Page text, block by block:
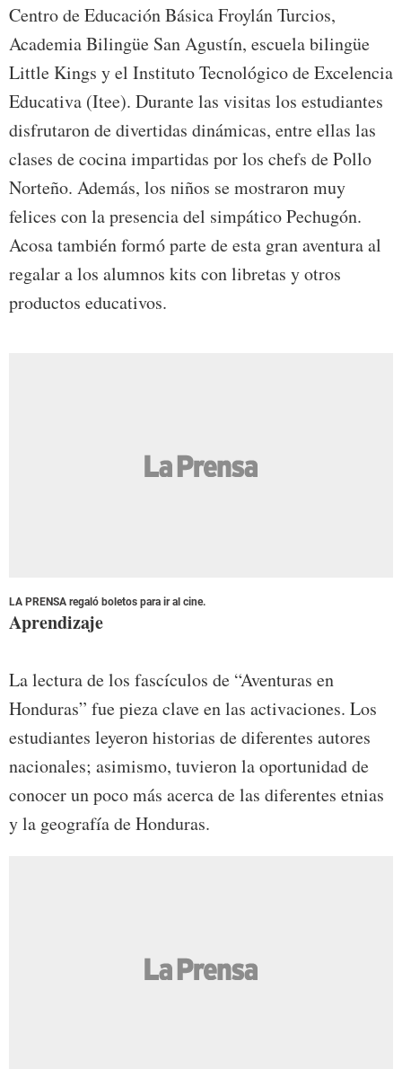
Centro de Educación Básica Froylán Turcios,
Academia Bilingüe San Agustín, escuela bilingüe
Little Kings y el Instituto Tecnológico de Excelencia
Educativa (Itee). Durante las visitas los estudiantes
disfrutaron de divertidas dinámicas, entre ellas las
clases de cocina impartidas por los chefs de Pollo
Norteño. Además, los niños se mostraron muy
felices con la presencia del simpático Pechugón.
Acosa también formó parte de esta gran aventura al
regalar a los alumnos kits con libretas y otros
productos educativos.
LA PRENSA regaló boletos para ir al cine.
Aprendizaje
La lectura de los fascículos de “Aventuras en
Honduras” fue pieza clave en las activaciones. Los
estudiantes leyeron historias de diferentes autores
nacionales; asimismo, tuvieron la oportunidad de
conocer un poco más acerca de las diferentes etnias
y la geografía de Honduras.